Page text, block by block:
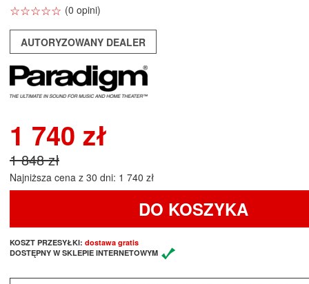
☆☆☆☆☆
★★★★★ (0 opini)
AUTORYZOWANY DEALER
1 740 zł
1 848 zł
Najniższa cena z 30 dni: 1 740 zł
DO KOSZYKA
KOSZT PRZESYŁKI: dostawa gratis
DOSTĘPNY W SKLEPIE INTERNETOWYM